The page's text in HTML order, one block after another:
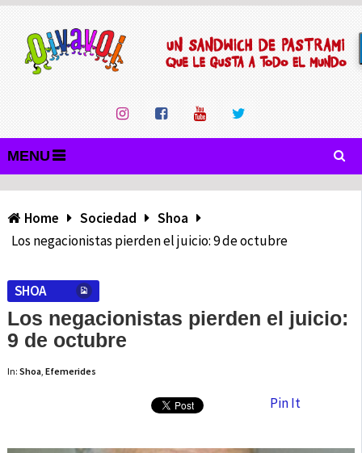
MENU
Home Sociedad
Shoa
Los negacionistas pierden el juicio: 9 de octubre
SHOA
Los negacionistas pierden el juicio:
9 de octubre
In: Shoa, Efemerides
Pin It